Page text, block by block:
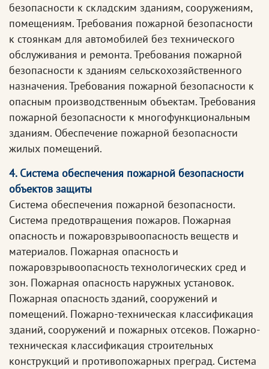
безопасности к складским зданиям, сооружениям,
помещениям. Требования пожарной безопасности
к стоянкам для автомобилей без технического
обслуживания и ремонта. Требования пожарной
безопасности к зданиям сельскохозяйственного
назначения. Требования пожарной безопасности к
опасным производственным объектам. Требования
пожарной безопасности к многофункциональным
зданиям. Обеспечение пожарной безопасности
жилых помещений.
4. Система обеспечения пожарной безопасности
объектов защиты
Система обеспечения пожарной безопасности.
Система предотвращения пожаров. Пожарная
опасность и пожаровзрывоопасность веществ и
материалов. Пожарная опасность и
пожаровзрывоопасность технологических сред и
зон. Пожарная опасность наружных установок.
Пожарная опасность зданий, сооружений и
помещений. Пожарно-техническая классификация
зданий, сооружений и пожарных отсеков. Пожарно-
техническая классификация строительных
конструкций и противопожарных преград. Система